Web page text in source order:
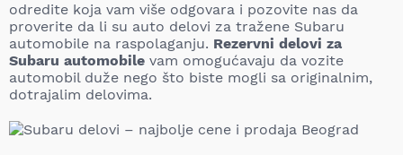
odredite koja vam više odgovara i pozovite nas da
proverite da li su auto delovi za tražene Subaru
automobile na raspolaganju. Rezervni delovi za
Subaru automobile vam omogućavaju da vozite
automobil duže nego što biste mogli sa originalnim,
dotrajalim delovima.